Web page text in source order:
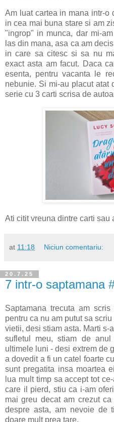
Am luat cartea in mana intr-o
in cea mai buna stare si am
"ingrop" in munca, dar mi-
las din mana, asa ca am
in care sa citesc si sa nu
exact asta am facut. Daca
esenta, pentru vacanta le
nebunie. Si mi-au placut atat
serie cu 3 carti scrisa de
Ati citit vreuna dintre carti sau
at 11:18 Niciun comentariu:
20.7.25
7 intr-o saptamana
Saptamana trecuta am
pentru ca nu am putut sa
vietii, desi stiam asta. Marti s-
sufletul meu, stiam de
ultimele luni - desi extrem de
a dovedit a fi un catel foarte
sunt pregatita insa moartea
lua mult timp sa accept tot
care il pierd, stiu ca i-am
mai greu decat am crezut
despre asta, am nevoie de
doare mult prea tare.